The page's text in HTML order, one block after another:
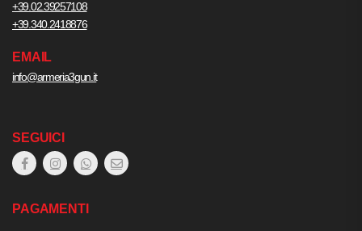
+39.02.39257108
+39.340.2418876
EMAIL
info@armeria3gun.it
SEGUICI
PAGAMENTI